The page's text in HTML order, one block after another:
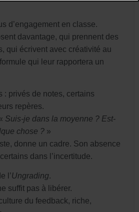
d’engagement en classe.
davantage, qui prennent des
qui écrivent avec créativité au
qui leur rapportera un
: privés de notes, certains
repères.
Suis-je dans la moyenne ? Est-
chose ? »
donne un cadre. Son absence
dans l’incertitude.
l’Ungrading.
suffit pas à libérer.
du feedback, riche,